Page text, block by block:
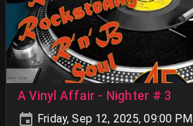
A Vinyl Affair - Nighter # 3
Friday, Sep 12, 2025, 09:00 PM